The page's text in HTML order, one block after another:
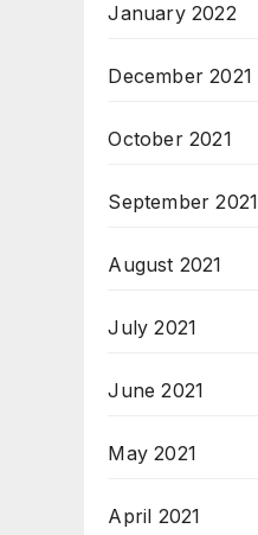
January 2022
December 2021
October 2021
September 2021
August 2021
July 2021
June 2021
May 2021
April 2021